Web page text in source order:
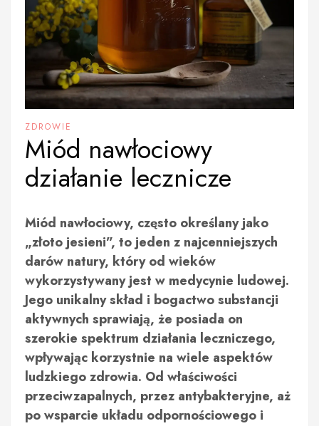
ZDROWIE
Miód nawłociowy
działanie lecznicze
Miód nawłociowy, często określany jako
„złoto jesieni”, to jeden z najcenniejszych
darów natury, który od wieków
wykorzystywany jest w medycynie ludowej.
Jego unikalny skład i bogactwo substancji
aktywnych sprawiają, że posiada on
szerokie spektrum działania leczniczego,
wpływając korzystnie na wiele aspektów
ludzkiego zdrowia. Od właściwości
przeciwzapalnych, przez antybakteryjne, aż
po wsparcie układu odpornościowego i